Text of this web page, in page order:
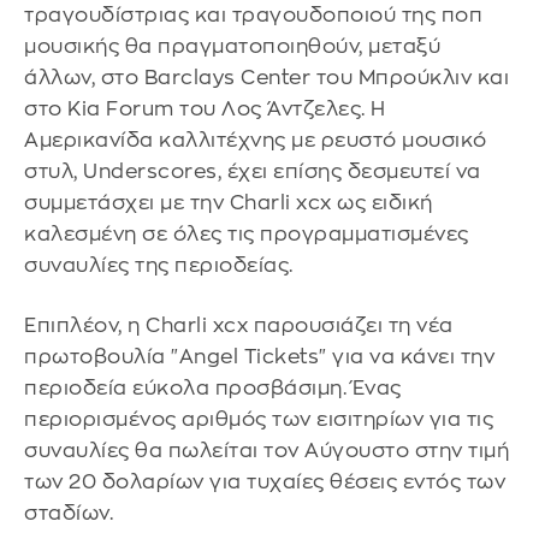
τραγουδίστριας και τραγουδοποιού της ποπ
μουσικής θα πραγματοποιηθούν, μεταξύ
άλλων, στο Barclays Center του Μπρούκλιν και
στο Kia Forum του Λος Άντζελες. Η
Αμερικανίδα καλλιτέχνης με ρευστό μουσικό
στυλ, Underscores, έχει επίσης δεσμευτεί να
συμμετάσχει με την Charli xcx ως ειδική
καλεσμένη σε όλες τις προγραμματισμένες
συναυλίες της περιοδείας.
Επιπλέον, η Charli xcx παρουσιάζει τη νέα
πρωτοβουλία "Angel Tickets" για να κάνει την
περιοδεία εύκολα προσβάσιμη. Ένας
περιορισμένος αριθμός των εισιτηρίων για τις
συναυλίες θα πωλείται τον Αύγουστο στην τιμή
των 20 δολαρίων για τυχαίες θέσεις εντός των
σταδίων.